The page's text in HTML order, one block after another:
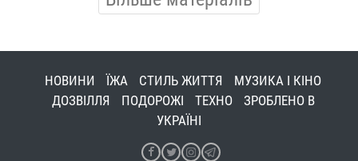
НОВИНИ ЇЖА СТИЛЬ ЖИТТЯ
МУЗИКА І КІНО
ДОЗВІЛЛЯ
ПОДОРОЖІ ТЕХНО
ЗРОБЛЕНО В
УКРАЇНІ